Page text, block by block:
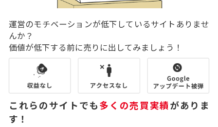
運営のモチベーションが低下しているサイトありませ
んか？
価値が低下する前に売りに出してみましょう！
これらのサイトでも多くの売買実績がありま
す！